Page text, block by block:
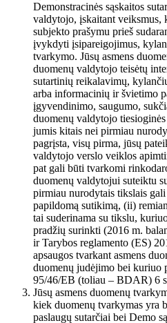
Demonstracinės sąskaitos
valdytojo, įskaitant veiksmus,
subjekto prašymu prieš
įvykdyti įsipareigojimus,
tvarkymo. Jūsų asmens
duomenų valdytojo teisėtų
sutartinių reikalavimų,
arba informacinių ir švietimo
įgyvendinimo, saugumo,
duomenų valdytojo
jumis kitais nei pirmiau
pagrįsta, visų pirma, jūsų
valdytojo verslo veiklos
pat gali būti tvarkomi
duomenų valdytojui suteiktu
pirmiau nurodytais tikslais
papildomą sutikimą, (ii)
tai suderinama su tikslu,
pradžių surinkti (2016 m.
ir Tarybos reglamento (ES)
apsaugos tvarkant asmens
duomenų judėjimo bei kuriuo
95/46/EB (toliau – BDAR) 6
Jūsų asmens duomenų
kiek duomenų tvarkymas yra
paslaugų sutarčiai bei Demo